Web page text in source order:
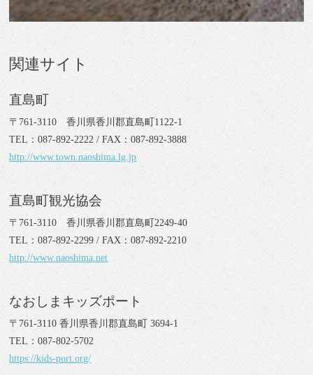
関連サイト
直島町
〒761-3110 香川県香川郡直島町1122-1
TEL：087-892-2222 / FAX：087-892-3888
http://www.town.naoshima.lg.jp
直島町観光協会
〒761-3110 香川県香川郡直島町2249-40
TEL：087-892-2299 / FAX：087-892-2210
http://www.naoshima.net
なおしまキッズポート
〒761-3110 香川県香川郡直島町 3694-1
TEL：087-802-5702
https://kids-port.org/